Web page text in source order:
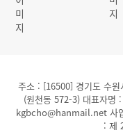
주소 : [16500] 경기도 수
(원천동 572-3) 대표자
kgbcho@hanmail.net 사
: 제